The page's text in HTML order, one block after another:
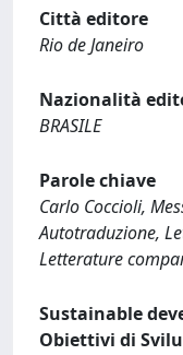
Città editore
Rio de Janeiro
Nazionalità
BRASILE
Parole chiave
Carlo Coccioli,
Autotraduzione,
Letterature
Sustainable
Obiettivi di